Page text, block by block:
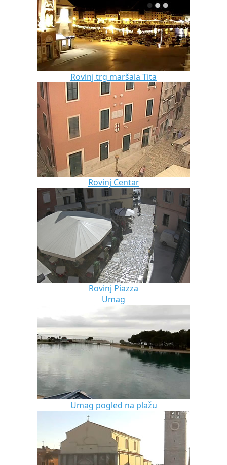
Rovinj trg maršala Tita
Rovinj Centar
Rovinj Piazza
Umag
Umag pogled na plažu